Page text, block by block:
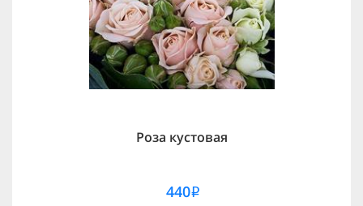
Роза кустовая
440i